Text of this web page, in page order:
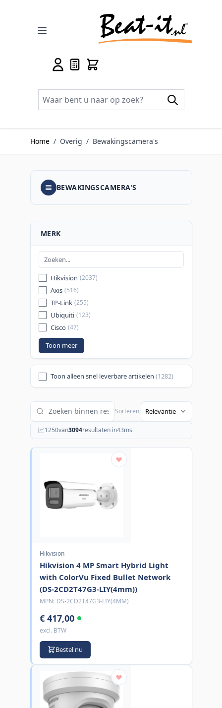
Home / Overig / Bewakingscamera's
BEWAKINGSCAMERA'S
MERK
Hikvision (2037)
Axis (516)
TP-Link (255)
Ubiquiti (123)
Cisco (47)
Toon meer
Toon alleen snel leverbare artikelen (1282)
Sorteren:
1250van3094resultaten in43ms
Hikvision
Hikvision 4 MP Smart Hybrid Light
with ColorVu Fixed Bullet Network
(DS-2CD2T47G3-LIY(4mm))
MPN: DS-2CD2T47G3-LIY(4MM)
€ 417,00
excl. BTW
Bestel nu